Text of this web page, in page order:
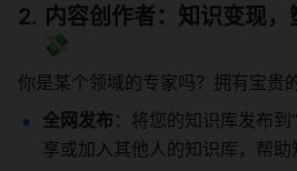
内容创作者：知识变现
💸
你是某个领域的专家吗？拥有宝贵
全网发布：将您的知识库发布到
享或加入其他人的知识库，帮助